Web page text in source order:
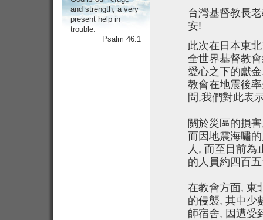
and strength, a very
present help in
trouble.
Psalm 46:1
台灣基督教長
安!
此次在日本東
全世界基督教
愛心之下的獻
教會在地震後
問,我們對此表
關於災區的損
而因地震海嘯
人, 而至目前為
的人員約四百
在教會方面, 東
的侵襲, 其中少
師宿舍, 因遭受